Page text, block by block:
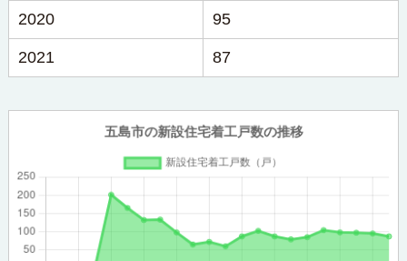
2020 95
2021 87